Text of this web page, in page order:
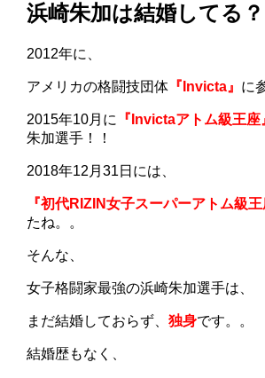
浜崎朱加は結婚してる？
2012年に、
アメリカの格闘技団体 『Invicta』 に
2015年10月に 『Invictaアトム級王座
朱加選手！！
2018年12月31日には、
『初代RIZIN女子スーパーアトム級王
たね。。
そんな、
女子格闘家最強の浜崎朱加選手は、
まだ結婚しておらず、独身です。。
結婚歴もなく、